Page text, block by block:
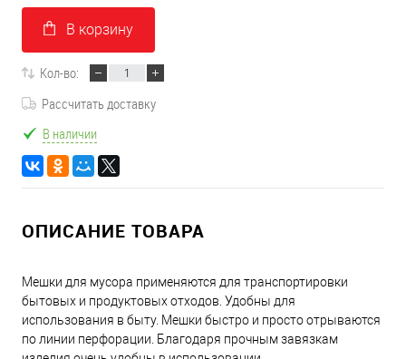
В корзину
Кол-во:
Рассчитать доставку
В наличии
ОПИСАНИЕ ТОВАРА
Мешки для мусора применяются для транспортировки
бытовых и продуктовых отходов. Удобны для
использования в быту. Мешки быстро и просто отрываются
по линии перфорации. Благодаря прочным завязкам